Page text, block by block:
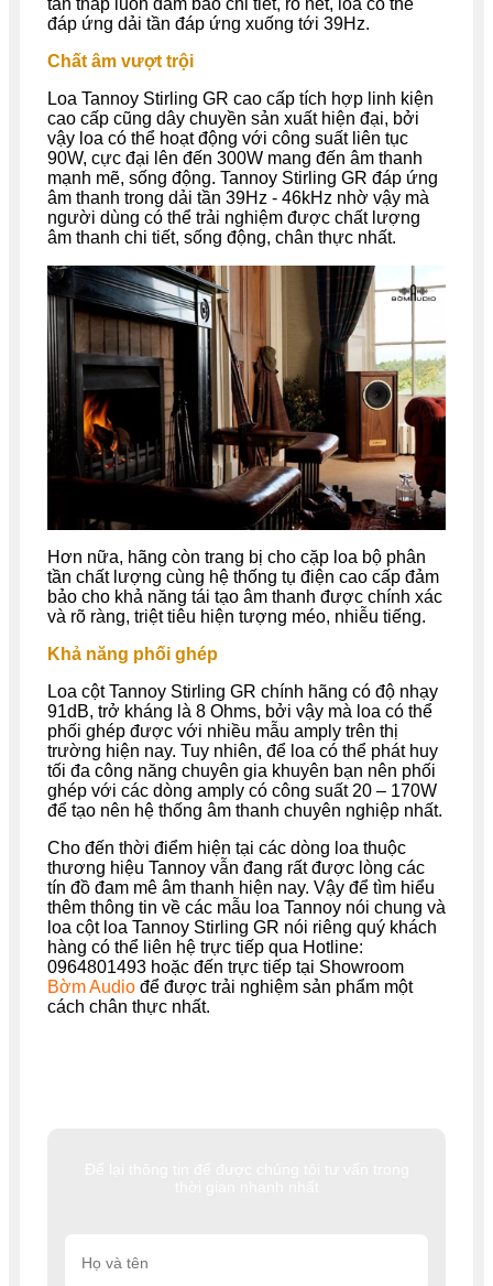
đáp ứng dải tần đáp ứng xuống tới 39Hz.
Chất âm vượt trội
Loa Tannoy Stirling GR cao cấp tích hợp linh kiện
cao cấp cũng dây chuyền sản xuất hiện đại, bởi
vậy loa có thể hoạt động với công suất liên tục
90W, cực đại lên đến 300W mang đến âm thanh
mạnh mẽ, sống động. Tannoy Stirling GR đáp ứng
âm thanh trong dải tần 39Hz - 46kHz nhờ vậy mà
người dùng có thể trải nghiệm được chất lượng
âm thanh chi tiết, sống động, chân thực nhất.
Hơn nữa, hãng còn trang bị cho cặp loa bộ phân
tần chất lượng cùng hệ thống tụ điện cao cấp đảm
bảo cho khả năng tái tạo âm thanh được chính xác
và rõ ràng, triệt tiêu hiện tượng méo, nhiễu tiếng.
Khả năng phối ghép
Loa cột Tannoy Stirling GR chính hãng có độ nhạy
91dB, trở kháng là 8 Ohms, bởi vậy mà loa có thể
phối ghép được với nhiều mẫu amply trên thị
trường hiện nay. Tuy nhiên, để loa có thể phát huy
tối đa công năng chuyên gia khuyên bạn nên phối
ghép với các dòng amply có công suất 20 – 170W
để tạo nên hệ thống âm thanh chuyên nghiệp nhất.
Cho đến thời điểm hiện tại các dòng loa thuộc
thương hiệu Tannoy vẫn đang rất được lòng các
tín đồ đam mê âm thanh hiện nay. Vậy để tìm hiểu
thêm thông tin về các mẫu loa Tannoy nói chung và
loa cột loa Tannoy Stirling GR nói riêng quý khách
hàng có thể liên hệ trực tiếp qua Hotline:
0964801493 hoặc đến trực tiếp tại Showroom
Bờm Audio để được trải nghiệm sản phẩm một
cách chân thực nhất.